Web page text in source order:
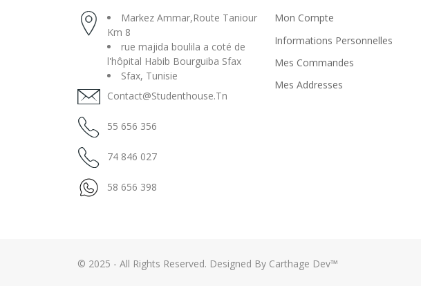
Markez Ammar,Route Taniour
Km 8
rue majida boulila a coté de
l'hôpital Habib Bourguiba Sfax
Sfax, Tunisie
Contact@studenthouse.tn
55 656 356
74 846 027
58 656 398
Mon Compte
Informations Personnelles
Mes Commandes
Mes Addresses
© 2025 - All Rights Reserved. Designed By Carthage Dev™